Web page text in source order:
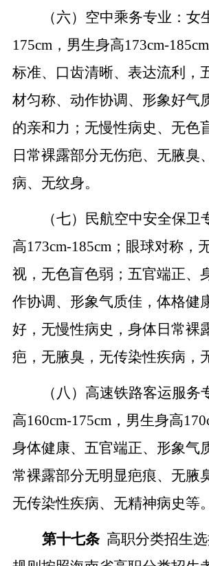
（六）空中乘务专业：女
175cm，男生身高173cm-
标准、口齿清晰、表达流利，
材匀称、动作协调、形象好气
的亲和力；无慢性病史、无色
日常裸露部分无伤疤、无腋臭
病、无纹身。
（七）民航空中安全保卫
高173cm-185cm；眼球对称，
视，无色盲色弱；五官端正、
作协调、形象气质佳，体格健
好，无慢性病史，身体日常裸
疤，无腋臭，无传染性疾病，
（八）高速铁路客运服务
高160cm-175cm，男生身高
身体健康、五官端正、形象气
常裸露部分无明显疤痕、无腋
无传染性疾病、无精神病史等。
第十七条 高职分类招生